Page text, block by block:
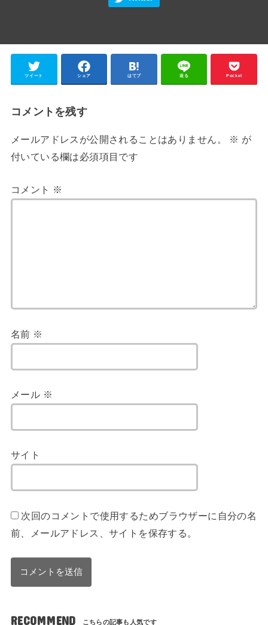
ツイート シェア はてブ 送る Pocket
コメントを残す
メールアドレスが公開されることはありません。 ※ が
付いている欄は必須項目です
コメント ※
名前 ※
メール ※
サイト
次回のコメントで使用するためブラウザーに自分の名
前、メールアドレス、サイトを保存する。
RECOMMEND